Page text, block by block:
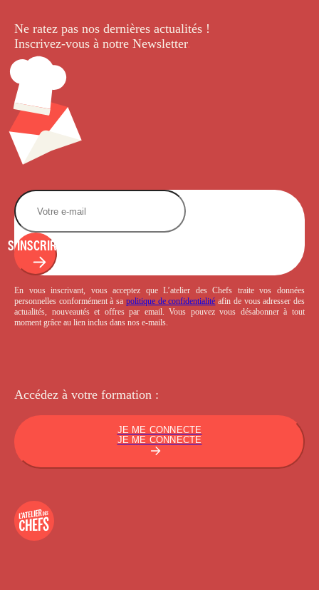
Ne ratez pas nos dernières actualités !
Inscrivez-vous à notre Newsletter.
S'INSCRIRE
En vous inscrivant, vous acceptez que L’atelier des Chefs traite vos données
personnelles conformément à sa politique de confidentialité afin de vous adresser des
actualités, nouveautés et offres par email. Vous pouvez vous désabonner à tout
moment grâce au lien inclus dans nos e-mails.
Accédez à votre formation :
JE ME CONNECTE
JE ME CONNECTE